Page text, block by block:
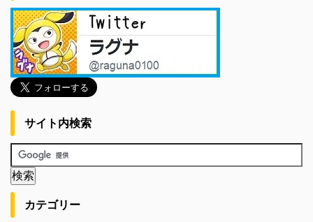
サイト内検索
カテゴリー